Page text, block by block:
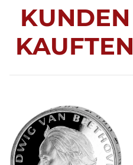
KUNDEN
KAUFTEN